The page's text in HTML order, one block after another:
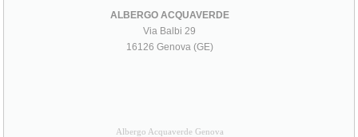
ALBERGO ACQUAVERDE
Via Balbi 29
16126 Genova (GE)
Albergo Acquaverde Genova